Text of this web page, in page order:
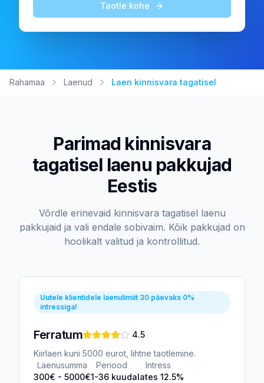
Taotle kohe
Rahamaa Laenud Laen kinnisvara tagatisel
Parimad kinnisvara
tagatisel laenu pakkujad
Eestis
Võrdle erinevaid kinnisvara tagatisel laenu
pakkujaid ja vali endale sobivaim. Kõik pakkujad on
hoolikalt valitud ja kontrollitud.
Uutele klientidele laenulimiit 30 päevaks 0%
intressiga!
Ferratum
4.5
Kiirlaen kuni 5000 eurot, lihtne taotlemine.
Laenusumma
300€ - 5000€
Periood
1-36 kuud
Intress
alates 12.5%